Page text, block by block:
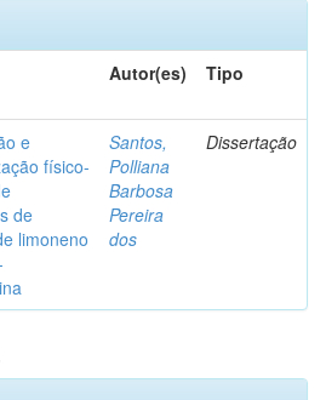
Autor(es) Tipo
e
físico-
de
limoneno
Santos,
Polliana
Barbosa
Pereira
dos
Dissertação